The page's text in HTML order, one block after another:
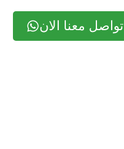
تواصل معنا الان